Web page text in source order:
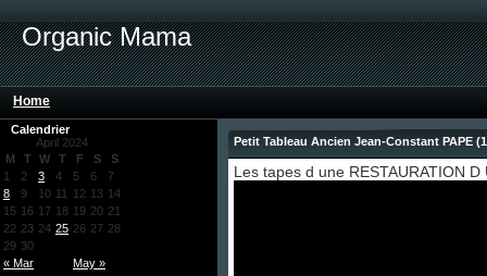
Organic Mama
Home
Calendrier
April 2024
M
T W T F S S
« Mar May »
1 2 3 4 5 6
7
8
9 10 11 12 13 14
15 16 17 18 19 20 21
22 23 24 25 26 27 28
29 30
Petit Tableau Ancien Jean-Constant PAPE
Les tapes d une RESTAURATION